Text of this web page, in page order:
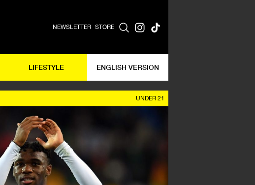
NEWSLETTER STORE
LIFESTYLE ENGLISH VERSION
UNDER 21